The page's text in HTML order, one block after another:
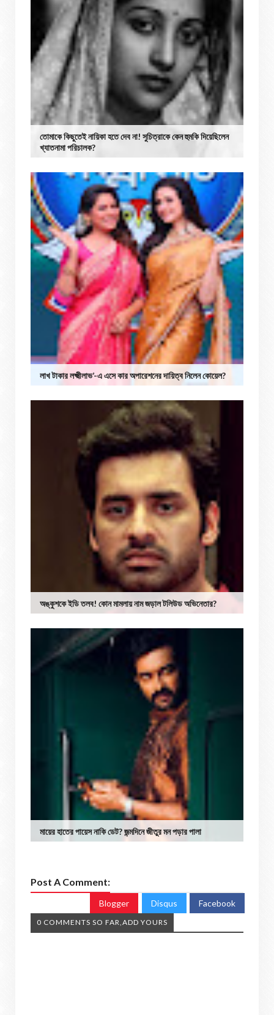
তোমাকে কিছুতেই নায়িকা হতে দেব না! সুচিত্রাকে কেন হুমকি দিয়েছিলেন
খ্যাতনামা পরিচালক?
লাখ টাকার লক্ষ্মীলাভ’-এ এসে কার অপারেশনের দায়িত্ব নিলেন কোয়েল?
অঙ্কুশকে ইডি তলব! কোন মামলায় নাম জড়াল টলিউড অভিনেতার?
মায়ের হাতের পায়েস নাকি ডেট? জন্মদিনে জীতুর মন পড়ার পালা
Post A Comment:
Blogger Disqus Facebook
0 COMMENTS SO FAR,ADD YOURS